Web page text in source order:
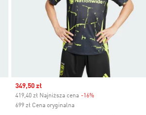
Sale price
349,50 zł
419,40 zł Najniższa cena -16%Discount
699 zł Cena oryginalna